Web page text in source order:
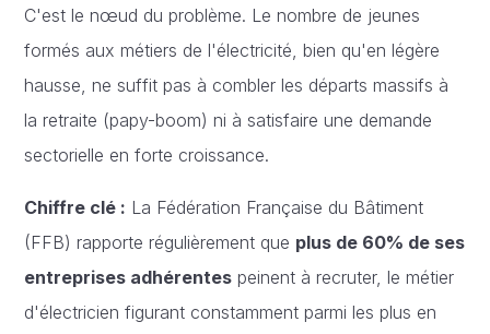
C'est le nœud du problème. Le nombre de jeunes
formés aux métiers de l'électricité, bien qu'en légère
hausse, ne suffit pas à combler les départs massifs à
la retraite (papy-boom) ni à satisfaire une demande
sectorielle en forte croissance.
Chiffre clé : La Fédération Française du Bâtiment
(FFB) rapporte régulièrement que plus de 60% de ses
entreprises adhérentes peinent à recruter, le métier
d'électricien figurant constamment parmi les plus en